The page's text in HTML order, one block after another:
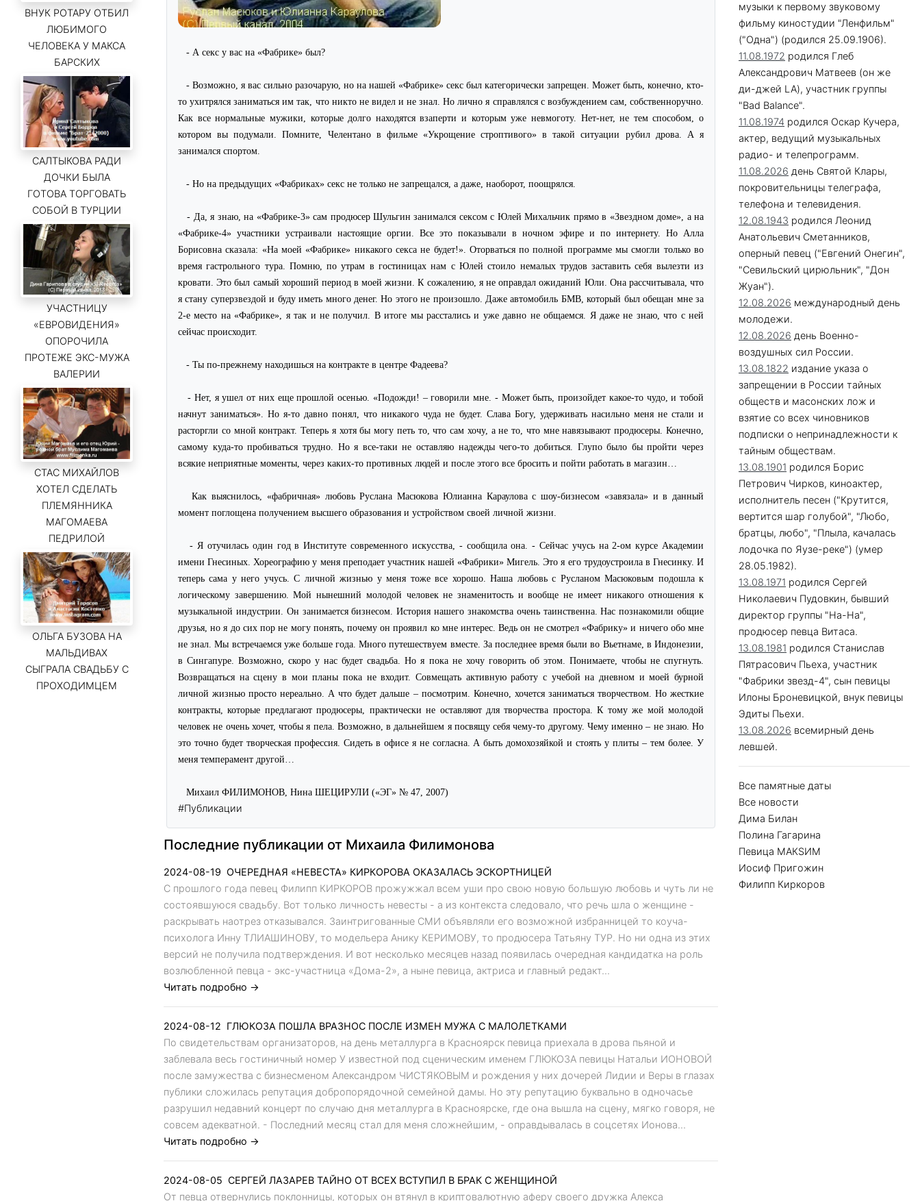
ВНУК РОТАРУ ОТБИЛ
ЛЮБИМОГО
ЧЕЛОВЕКА У МАКСА
БАРСКИХ
САЛТЫКОВА РАДИ
ДОЧКИ БЫЛА
ГОТОВА ТОРГОВАТЬ
СОБОЙ В ТУРЦИИ
УЧАСТНИЦУ
«ЕВРОВИДЕНИЯ»
ОПОРОЧИЛА
ПРОТЕЖЕ ЭКС-МУЖА
ВАЛЕРИИ
СТАС МИХАЙЛОВ
ХОТЕЛ СДЕЛАТЬ
ПЛЕМЯННИКА
МАГОМАЕВА
ПЕДРИЛОЙ
ОЛЬГА БУЗОВА НА
МАЛЬДИВАХ
СЫГРАЛА СВАДЬБУ С
ПРОХОДИМЦЕМ
- А секс у вас на «Фабрике» был?
- Возможно, я вас сильно разочарую, но на нашей «Фабрике» секс был категорически запрещен. Может быть, конечно, кто-
то ухитрялся заниматься им так, что никто не видел и не знал. Но лично я справлялся с возбуждением сам, собственноручно.
Как все нормальные мужики, которые долго находятся взаперти и которым уже невмоготу. Нет-нет, не тем способом, о
котором вы подумали. Помните, Челентано в фильме «Укрощение строптивого» в такой ситуации рубил дрова. А я
занимался спортом.
- Но на предыдущих «Фабриках» секс не только не запрещался, а даже, наоборот, поощрялся.
- Да, я знаю, на «Фабрике-3» сам продюсер Шульгин занимался сексом с Юлей Михальчик прямо в «Звездном доме», а на
«Фабрике-4» участники устраивали настоящие оргии. Все это показывали в ночном эфире и по интернету. Но Алла
Борисовна сказала: «На моей «Фабрике» никакого секса не будет!». Оторваться по полной программе мы смогли только во
время гастрольного тура. Помню, по утрам в гостиницах нам с Юлей стоило немалых трудов заставить себя вылезти из
кровати. Это был самый хороший период в моей жизни. К сожалению, я не оправдал ожиданий Юли. Она рассчитывала, что
я стану суперзвездой и буду иметь много денег. Но этого не произошло. Даже автомобиль БМВ, который был обещан мне за
2-е место на «Фабрике», я так и не получил. В итоге мы расстались и уже давно не общаемся. Я даже не знаю, что с ней
сейчас происходит.
- Ты по-прежнему находишься на контракте в центре Фадеева?
- Нет, я ушел от них еще прошлой осенью. «Подожди! – говорили мне. - Может быть, произойдет какое-то чудо, и тобой
начнут заниматься». Но я-то давно понял, что никакого чуда не будет. Слава Богу, удерживать насильно меня не стали и
расторгли со мной контракт. Теперь я хотя бы могу петь то, что сам хочу, а не то, что мне навязывают продюсеры. Конечно,
самому куда-то пробиваться трудно. Но я все-таки не оставляю надежды чего-то добиться. Глупо было бы пройти через
всякие неприятные моменты, через каких-то противных людей и после этого все бросить и пойти работать в магазин…
Как выяснилось, «фабричная» любовь Руслана Масюкова Юлианна Караулова с шоу-бизнесом «завязала» и в данный
момент поглощена получением высшего образования и устройством своей личной жизни.
- Я отучилась один год в Институте современного искусства, - сообщила она. - Сейчас учусь на 2-ом курсе Академии
имени Гнесиных. Хореографию у меня преподает участник нашей «Фабрики» Мигель. Это я его трудоустроила в Гнесинку. И
теперь сама у него учусь. С личной жизнью у меня тоже все хорошо. Наша любовь с Русланом Масюковым подошла к
логическому завершению. Мой нынешний молодой человек не знаменитость и вообще не имеет никакого отношения к
музыкальной индустрии. Он занимается бизнесом. История нашего знакомства очень таинственна. Нас познакомили общие
друзья, но я до сих пор не могу понять, почему он проявил ко мне интерес. Ведь он не смотрел «Фабрику» и ничего обо мне
не знал. Мы встречаемся уже больше года. Много путешествуем вместе. За последнее время были во Вьетнаме, в Индонезии,
в Сингапуре. Возможно, скоро у нас будет свадьба. Но я пока не хочу говорить об этом. Понимаете, чтобы не спугнуть.
Возвращаться на сцену в мои планы пока не входит. Совмещать активную работу с учебой на дневном и моей бурной
личной жизнью просто нереально. А что будет дальше – посмотрим. Конечно, хочется заниматься творчеством. Но жесткие
контракты, которые предлагают продюсеры, практически не оставляют для творчества простора. К тому же мой молодой
человек не очень хочет, чтобы я пела. Возможно, в дальнейшем я посвящу себя чему-то другому. Чему именно – не знаю. Но
это точно будет творческая профессия. Сидеть в офисе я не согласна. А быть домохозяйкой и стоять у плиты – тем более. У
меня темперамент другой…
Михаил ФИЛИМОНОВ, Нина ШЕЦИРУЛИ («ЭГ» № 47, 2007)
#Публикации
Последние публикации от Михаила Филимонова
2024-08-19 ОЧЕРЕДНАЯ «НЕВЕСТА» КИРКОРОВА ОКАЗАЛАСЬ ЭСКОРТНИЦЕЙ
С прошлого года певец Филипп КИРКОРОВ прожужжал всем уши про свою новую большую любовь и чуть ли не
состоявшуюся свадьбу. Вот только личность невесты - а из контекста следовало, что речь шла о женщине -
раскрывать наотрез отказывался. Заинтригованные СМИ объявляли его возможной избранницей то коуча-
психолога Инну ТЛИАШИНОВУ, то модельера Анику КЕРИМОВУ, то продюсера Татьяну ТУР. Но ни одна из этих
версий не получила подтверждения. И вот несколько месяцев назад появилась очередная кандидатка на роль
возлюбленной певца - экс-участница «Дома-2», а ныне певица, актриса и главный редакт...
Читать подробно →
2024-08-12 ГЛЮКОЗА ПОШЛА ВРАЗНОС ПОСЛЕ ИЗМЕН МУЖА С МАЛОЛЕТКАМИ
По свидетельствам организаторов, на день металлурга в Красноярск певица приехала в дрова пьяной и
заблевала весь гостиничный номер У известной под сценическим именем ГЛЮКОЗА певицы Натальи ИОНОВОЙ
после замужества с бизнесменом Александром ЧИСТЯКОВЫМ и рождения у них дочерей Лидии и Веры в глазах
публики сложилась репутация добропорядочной семейной дамы. Но эту репутацию буквально в одночасье
разрушил недавний концерт по случаю дня металлурга в Красноярске, где она вышла на сцену, мягко говоря, не
совсем адекватной. - Последний месяц стал для меня сложнейшим, - оправдывалась в соцсетях Ионова...
Читать подробно →
2024-08-05 СЕРГЕЙ ЛАЗАРЕВ ТАЙНО ОТ ВСЕХ ВСТУПИЛ В БРАК С ЖЕНЩИНОЙ
От певца отвернулись поклонницы, которых он втянул в криптовалютную аферу своего дружка Алекса
музыки к первому звуковому
фильму киностудии "Ленфильм"
("Одна") (родился 25.09.1906).
11.08.1972 родился Глеб
Александрович Матвеев (он же
ди-джей LA), участник группы
"Bad Balance".
11.08.1974 родился Оскар Кучера,
актер, ведущий музыкальных
радио- и телепрограмм.
11.08.2026 день Святой Клары,
покровительницы телеграфа,
телефона и телевидения.
12.08.1943 родился Леонид
Анатольевич Сметанников,
оперный певец ("Евгений Онегин",
"Севильский цирюльник", "Дон
Жуан").
12.08.2026 международный день
молодежи.
12.08.2026 день Военно-
воздушных сил России.
13.08.1822 издание указа о
запрещении в России тайных
обществ и масонских лож и
взятие со всех чиновников
подписки о непринадлежности к
тайным обществам.
13.08.1901 родился Борис
Петрович Чирков, киноактер,
исполнитель песен ("Крутится,
вертится шар голубой", "Любо,
братцы, любо", "Плыла, качалась
лодочка по Яузе-реке") (умер
28.05.1982).
13.08.1971 родился Сергей
Николаевич Пудовкин, бывший
директор группы "На-На",
продюсер певца Витаса.
13.08.1981 родился Станислав
Пятрасович Пьеха, участник
"Фабрики звезд-4", сын певицы
Илоны Броневицкой, внук певицы
Эдиты Пьехи.
13.08.2026 всемирный день
левшей.
Все памятные даты
Все новости
Дима Билан
Полина Гагарина
Певица МАКSИМ
Иосиф Пригожин
Филипп Киркоров